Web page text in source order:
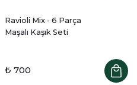
Ravioli Mix - 6 Parça
Maşalı Kaşık Seti
₺ 700